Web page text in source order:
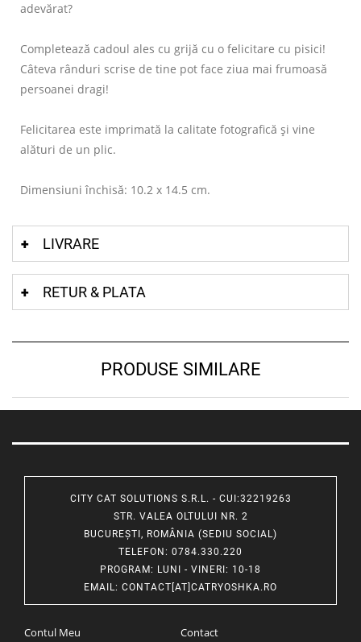
adevărat?
Completează cadoul ales cu grijă cu o felicitare cu pisici!
Câteva rânduri scrise de tine pot face ziua mai frumoasă
persoanei dragi!
Felicitarea este imprimată la calitate fotografică și vine
alături de un plic.
Dimensiuni închisă: 10.2 x 14.5 cm.
LIVRARE
RETUR & PLATA
PRODUSE SIMILARE
CITY CAT SOLUTIONS S.R.L. - CUI:32219263
STR. VALEA OLTULUI NR. 2
BUCUREȘTI, ROMÂNIA (SEDIU SOCIAL)
TELEFON : 0784.330.220
PROGRAM: LUNI - VINERI: 10-18
EMAIL: CONTACT[AT]CATRYOSHKA.RO
Contul Meu Contact